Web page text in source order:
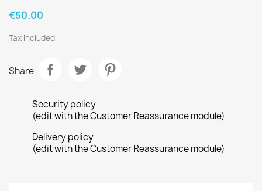
€50.00
Tax included
Share
Security policy
(edit with the Customer Reassurance module)
Delivery policy
(edit with the Customer Reassurance module)